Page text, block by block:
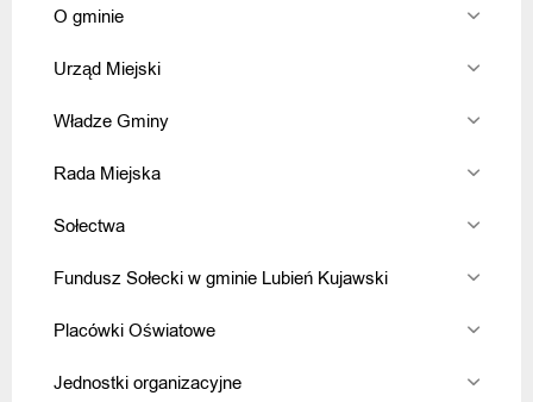
O gminie
Urząd Miejski
Władze Gminy
Rada Miejska
Sołectwa
Fundusz Sołecki w gminie Lubień Kujawski
Placówki Oświatowe
Jednostki organizacyjne